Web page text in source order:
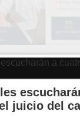
juicio del